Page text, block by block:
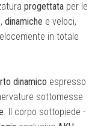
progettata per le
dinamiche e veloci,
in totale
dinamico espresso
sottomesse
. Il corpo sottopiede -